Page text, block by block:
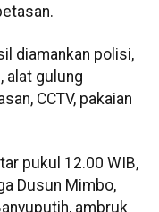
diamankan polisi,
alat gulung
CCTV, pakaian
pukul 12.00 WIB,
Dusun Mimbo,
ambruk